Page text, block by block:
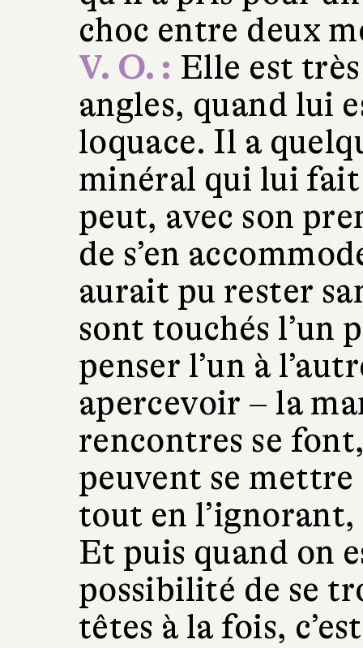
choc entre deux
V. O. : Elle est
angles, quand lui
loquace. Il a
minéral qui lui
peut, avec son
de s’en
aurait pu rester
sont touchés l’un
penser l’un à
apercevoir – la
rencontres se
peuvent se mettre
tout en l’ignorant,
Et puis quand on
possibilité de se
têtes à la fois,